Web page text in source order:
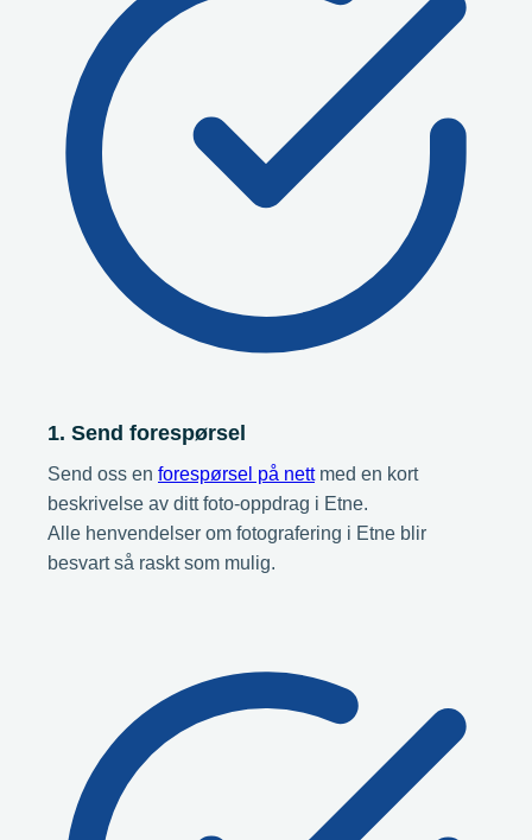
1. Send forespørsel
Send oss en forespørsel på nettmed en kort
beskrivelse av ditt foto-oppdrag i Etne.
Alle henvendelser om fotografering i Etne blir
besvart så raskt som mulig.